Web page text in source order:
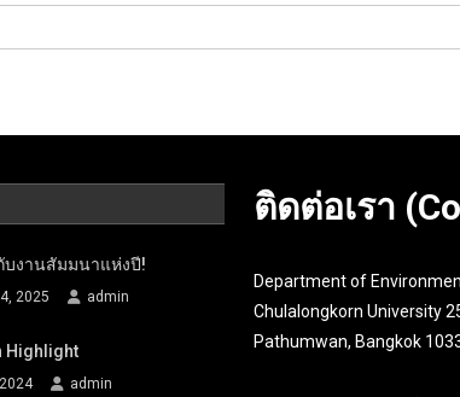
บงานสัมมนาแห่งปี!
2025 admin
Highlight
admin
ติดต่อเรา
Department of
Chulalongkorn University
Pathumwan, Bangkok